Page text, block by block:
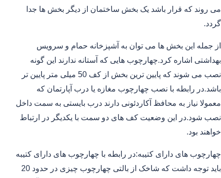
می روند که قرار باشد یک بخش ساختمان از دیگر بخش ها جدا
گردد.
از جمله این بخش ها می توان به آشپزخانه حمام و سرویس
بهداشتی اشاره کرد.چهارچوب هایی که آستانه ندارند این گونه
نصب می شوند که پایین ترین بخش از کف 50 میلی متر پایین تر
باشد.در رابطه با نصب چهارچوب مغازه یا درب آپارتمان که
معمولا نیاز به محافظ آکاردئونی دارند درب بایستی به سمت داخل
نصب شود.در این وضعیت کف های دو سمت با یکدیگر در ارتباط
خواهند بود.
چهارچوب های دارای کتیبه:در رابطه با چهارچوب های دارای کتیبه
باید توجه داشت که شاخک از بالتی چهارچوب چیزی در حدود 20